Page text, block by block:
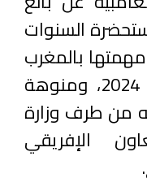
السنوات
بالمغرب
ما بين نونبر 2018 ونونبر 2024، ومنوهة
من طرف وزارة
الإفريقي